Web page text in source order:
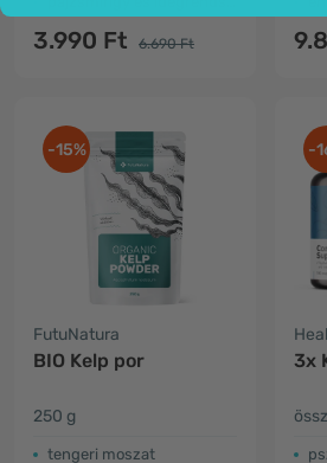
3.990 Ft 6.690 Ft
-15%
FutuNatura
BIO Kelp por
250 g
tengeri moszat
-
3x